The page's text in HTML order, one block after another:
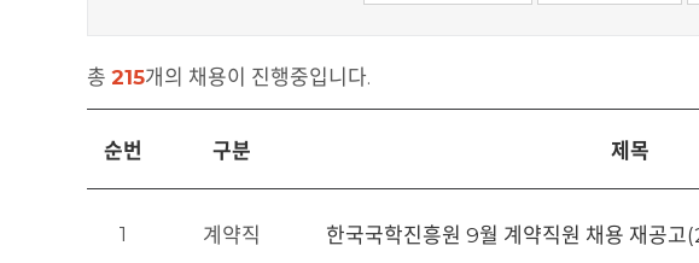
총 215개의 채용이 진행중입니다.
순번 구분 제목
1 계약직 한국국학진흥원 9월 계약직원 채용 재공고